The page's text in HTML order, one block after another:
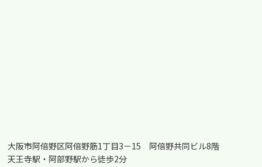
大阪市阿倍野区阿倍野筋1丁目3－15 阿倍野共同ビル8階
天王寺駅・阿部野駅から徒歩2分